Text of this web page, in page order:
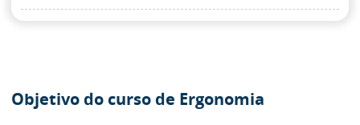
Objetivo do curso de Ergonomia